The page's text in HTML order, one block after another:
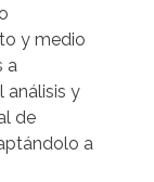
y medio
a
análisis y
de
a